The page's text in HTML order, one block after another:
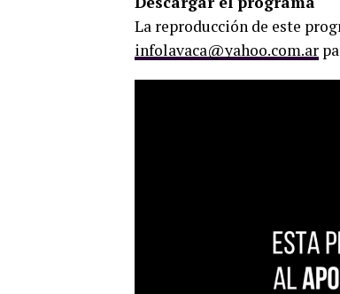
La reproducción de este
infolavaca@yahoo.com.ar